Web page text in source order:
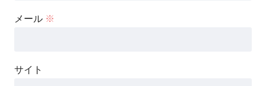
メール ※
サイト